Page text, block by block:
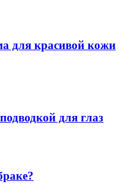
для красивой кожи
для глаз